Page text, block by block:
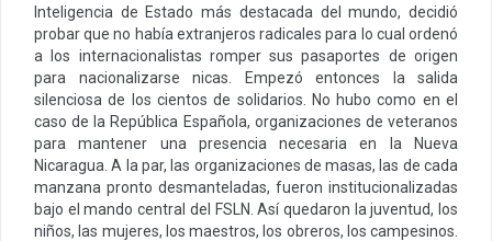
Inteligencia de Estado más destacada del mundo, decidió
probar que no había extranjeros radicales para lo cual ordenó
a los internacionalistas romper sus pasaportes de origen
para nacionalizarse nicas. Empezó entonces la salida
silenciosa de los cientos de solidarios. No hubo como en el
caso de la República Española, organizaciones de veteranos
para mantener una presencia necesaria en la Nueva
Nicaragua. A la par, las organizaciones de masas, las de cada
manzana pronto desmanteladas, fueron institucionalizadas
bajo el mando central del FSLN. Así quedaron la juventud, los
niños, las mujeres, los maestros, los obreros, los campesinos.